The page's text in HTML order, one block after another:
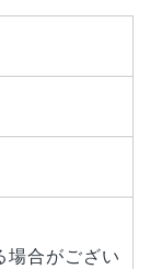
合がござい